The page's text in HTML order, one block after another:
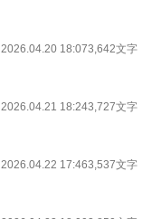
2026.04.20 18:073,642文字
2026.04.21 18:243,727文字
2026.04.22 17:463,537文字